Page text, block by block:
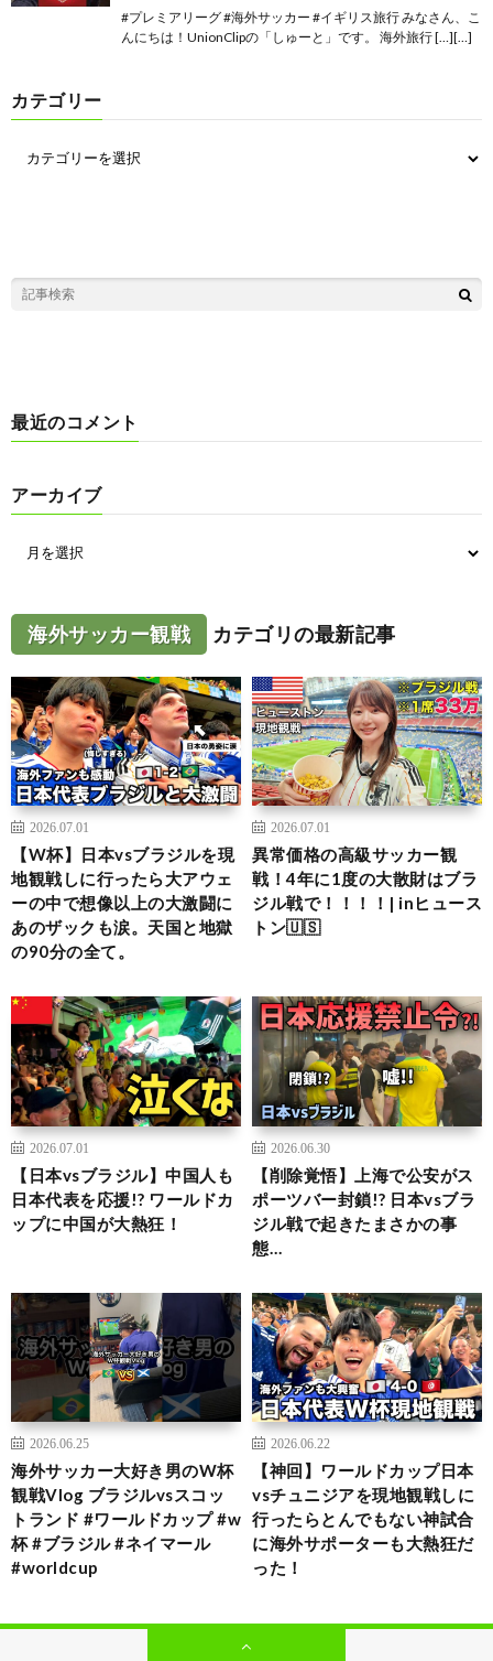
#プレミアリーグ #海外サッカー #イギリス旅行 みなさん、こ
んにちは！UnionClipの「しゅーと」です。 海外旅行 […][…]
カテゴリー
最近のコメント
アーカイブ
海外サッカー観戦 カテゴリの最新記事
2026.07.01
【W杯】日本vsブラジルを現
地観戦しに行ったら大アウェ
ーの中で想像以上の大激闘に
あのザックも涙。天国と地獄
の90分の全て。
2026.07.01
異常価格の高級サッカー観
戦！4年に1度の大散財はブラ
ジル戦で！！！！| inヒュース
トン🇺🇸
2026.07.01
【日本vsブラジル】中国人も
日本代表を応援!? ワールドカ
ップに中国が大熱狂！
2026.06.30
【削除覚悟】上海で公安がス
ポーツバー封鎖!? 日本vsブラ
ジル戦で起きたまさかの事
態…
2026.06.25
海外サッカー大好き男のW杯
観戦Vlog ブラジルvsスコッ
トランド #ワールドカップ #w
杯 #ブラジル #ネイマール
#worldcup
2026.06.22
【神回】ワールドカップ日本
vsチュニジアを現地観戦しに
行ったらとんでもない神試合
に海外サポーターも大熱狂だ
った！